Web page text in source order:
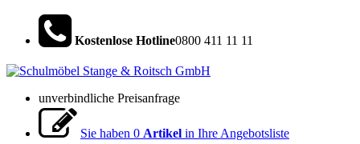
Kostenlose Hotline0800 411 11 11
unverbindliche Preisanfrage
Sie haben 0 Artikel in Ihre Angebotsliste